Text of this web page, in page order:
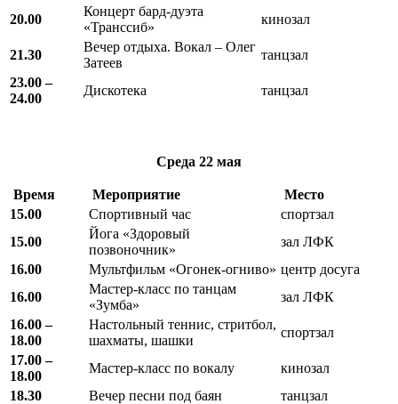
20.00
Концерт бард-дуэта
«Транссиб»
кинозал
21.30
Вечер отдыха. Вокал – Олег
Затеев
танцзал
23.00 –
24.00
Дискотека танцзал
Среда 22 мая
Время Мероприятие
Место
15.00
Спортивный час
спортзал
15.00
Йога «Здоровый
позвоночник»
зал ЛФК
16.00
Мультфильм «Огонек-огниво» центр досуга
16.00
Мастер-класс по танцам
«Зумба»
зал ЛФК
16.00 –
18.00
Настольный теннис, стритбол,
шахматы, шашки
спортзал
17.00 –
18.00
Мастер-класс по вокалу
кинозал
18.30
Вечер песни под баян
танцзал